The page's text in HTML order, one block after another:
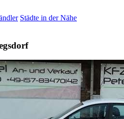
Städte in der Nähe